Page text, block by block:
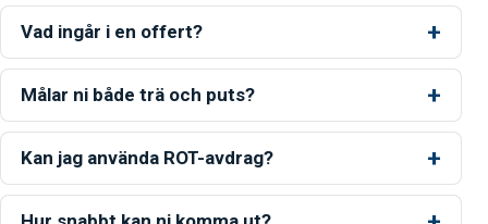
Vad ingår i en offert?
Målar ni både trä och puts?
Kan jag använda ROT-avdrag?